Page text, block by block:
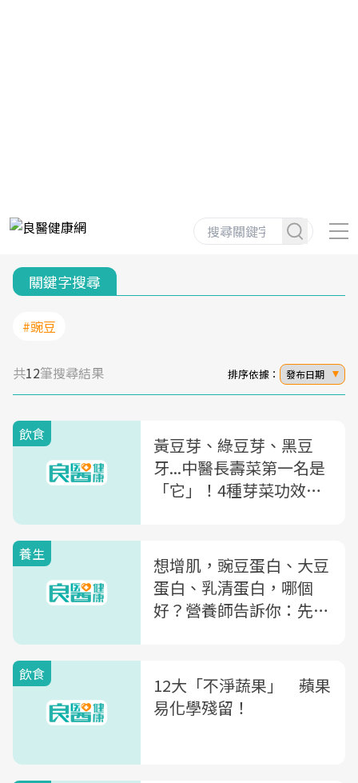
關鍵字搜尋
#豌豆
共12筆搜尋結果 排序依據： 發布日期
飲食
黃豆芽、綠豆芽、黑豆
牙...中醫長壽菜第一名是
「它」！4種芽菜功效大
養生
想增肌，豌豆蛋白、大豆
蛋白、乳清蛋白，哪個
好？營養師告訴你：先看
飲食
12大「不淨蔬果」 蘋果
易化學殘留！